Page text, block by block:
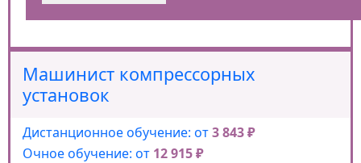
Машинист компрессорных
установок
Дистанционное обучение: от3 843 ₽
Очное обучение: от 12 915 ₽